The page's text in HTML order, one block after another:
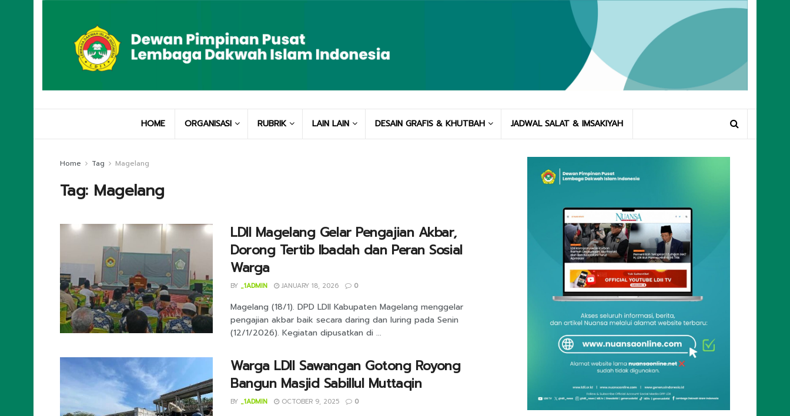
HOME ORGANISASI RUBRIK LAIN LAIN DESAIN GRAFIS & KHUTBAH JADWAL SALAT & IMSAKIYAH
Home Tag Magelang
Tag: Magelang
LDII Magelang Gelar Pengajian Akbar,
Dorong Tertib Ibadah dan Peran Sosial
Warga
BY _1ADMIN JANUARY 18, 2026 0
Magelang (18/1). DPD LDII Kabupaten Magelang menggelar
pengajian akbar baik secara daring dan luring pada Senin
(12/1/2026). Kegiatan dipusatkan di ...
Warga LDII Sawangan Gotong Royong
Bangun Masjid Sabillul Muttaqin
BY _1ADMIN OCTOBER 9, 2025 0